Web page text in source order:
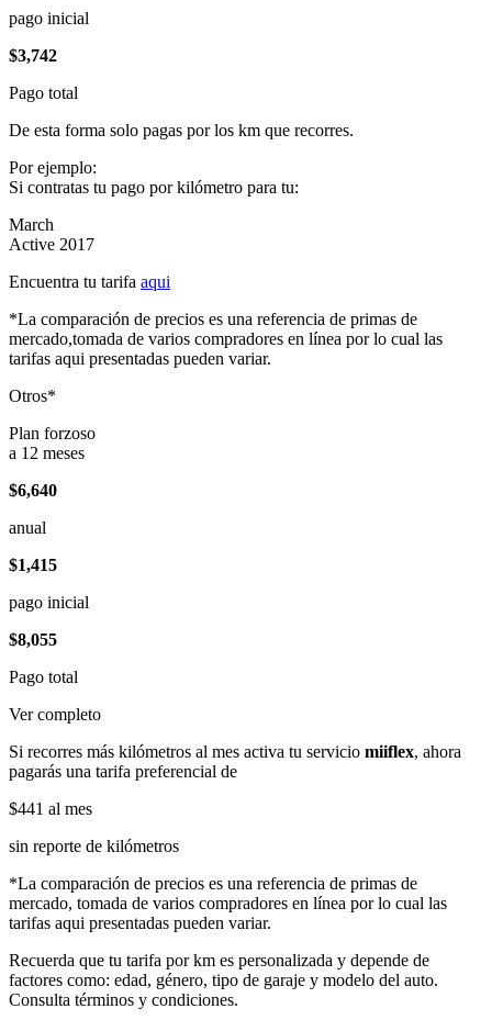
pago inicial
$3,742
Pago total
De esta forma solo pagas por los km que recorres.
Por ejemplo:
Si contratas tu pago por kilómetro para tu:
March
Active 2017
Encuentra tu tarifa aqui
*La comparación de precios es una referencia de primas de
mercado,tomada de varios compradores en línea por lo cual las
tarifas aqui presentadas pueden variar.
Otros*
Plan forzoso
a 12 meses
$6,640
anual
$1,415
pago inicial
$8,055
Pago total
Ver completo
Si recorres más kilómetros al mes activa tu servicio miiflex, ahora
pagarás una tarifa preferencial de
$441 al mes
sin reporte de kilómetros
*La comparación de precios es una referencia de primas de
mercado, tomada de varios compradores en línea por lo cual las
tarifas aqui presentadas pueden variar.
Recuerda que tu tarifa por km es personalizada y depende de
factores como: edad, género, tipo de garaje y modelo del auto.
Consulta términos y condiciones.